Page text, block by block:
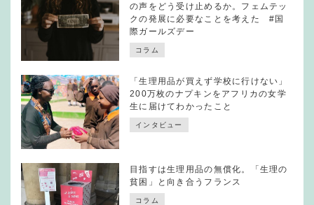
の声をどう受け止めるか。フェムテッ
クの発展に必要なことを考えた #国
際ガールズデー
コラム
「生理用品が買えず学校に行けない」
200万枚のナプキンをアフリカの女学
生に届けてわかったこと
インタビュー
目指すは生理用品の無償化。「生理の
貧困」と向き合うフランス
コラム